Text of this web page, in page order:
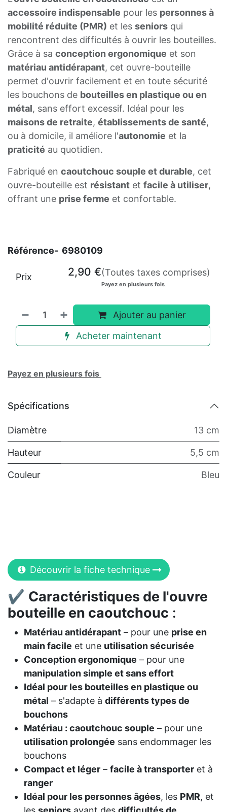
accessoire indispensable pour les personnes à
mobilité réduite (PMR) et les seniors qui
rencontrent des difficultés à ouvrir les bouteilles.
Grâce à sa conception ergonomique et son
matériau antidérapant, cet ouvre-bouteille
permet d'ouvrir facilement et en toute sécurité
les bouchons de bouteilles en plastique ou en
métal, sans effort excessif. Idéal pour les
maisons de retraite, établissements de santé,
ou à domicile, il améliore l'autonomie et la
praticité au quotidien.
Fabriqué en caoutchouc souple et durable, cet
ouvre-bouteille est résistant et facile à utiliser,
offrant une prise ferme et confortable.
Référence- 6980109
Ajouter au panier
Acheter maintenant
Prix 2,90 €(Toutes taxes comprises)
Payez en plusieurs fois
Payez en plusieurs fois
Spécifications
Diamètre 13 cm
Hauteur 5,5 cm
Couleur Bleu
Découvrir la fiche technique
✔ Caractéristiques de l'ouvre
bouteille en caoutchouc :
Matériau antidérapant – pour une prise en
main facile et une utilisation sécurisée
Conception ergonomique – pour une
manipulation simple et sans effort
Idéal pour les bouteilles en plastique ou
métal – s'adapte à différents types de
bouchons
Matériau : caoutchouc souple – pour une
utilisation prolongée sans endommager les
bouchons
Compact et léger – facile à transporter et à
ranger
Idéal pour les personnes âgées, les PMR, et